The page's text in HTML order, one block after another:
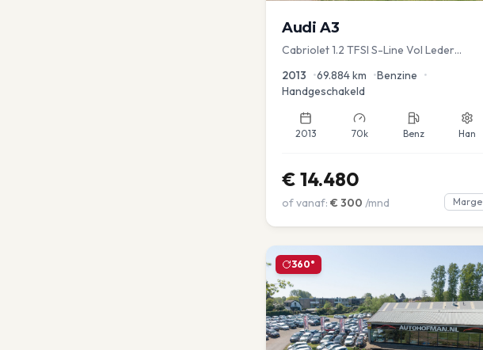
Audi A3
Cabriolet 1.2 TFSI S-Line Vol Leder
2013 •69.884km •Benzine •
Handgeschakeld
2013 70k Benz Han
€ 14.480
of vanaf: € 300 /mnd Marge
360°